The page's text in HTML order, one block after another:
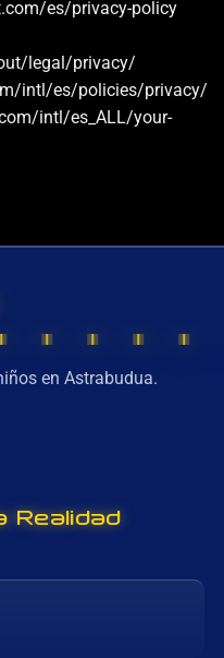
es/privacy-policy
legal/privacy/
intl/es/policies/privacy/
intl/es_ALL/your-
en Astrabudua.
Realidad